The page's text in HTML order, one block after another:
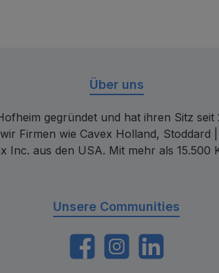
Über uns
gegründet und hat ihren Sitz
Firmen wie Cavex Holland, Stoddard
Inc. aus den USA. Mit mehr als 15.500
Unsere Communities
https://www.facebook.com/
InstagramLinkedIn